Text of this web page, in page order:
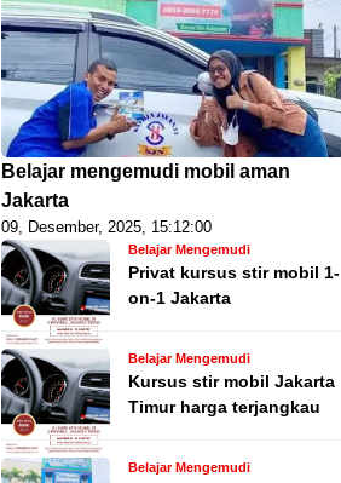
Belajar mengemudi mobil aman
Jakarta
09, Desember, 2025, 15:12:00
Belajar Mengemudi
Privat kursus stir mobil 1-
on-1 Jakarta
Belajar Mengemudi
Kursus stir mobil Jakarta
Timur harga terjangkau
Belajar Mengemudi